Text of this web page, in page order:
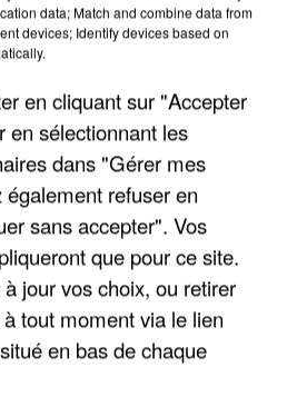
LES REFUGES
data; Match and combine data from
devices; Identify devices based on
en cliquant sur "Accepter
en sélectionnant les
dans "Gérer mes
refuser en
sans accepter". Vos
que pour ce site.
jour vos choix, ou retirer
tout moment via le lien
en bas de chaque